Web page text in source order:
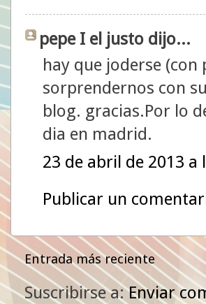
pepe I el justo dijo...
hay que joderse (con
sorprendernos con
blog. gracias.Por lo
dia en madrid.
23 de abril de 2013 a
Publicar un
Entrada más reciente
Suscribirse a:Enviar